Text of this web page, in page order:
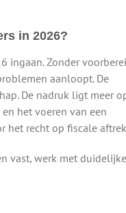
in 2026?
ingaan. Zonder
aanloopt. De
De nadruk ligt meer
het voeren van een
het recht op fiscale
vast, werk met duidelijke